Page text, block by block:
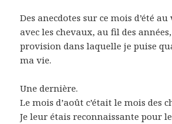
Des anecdotes sur ce mois d’été
avec les chevaux, au fil des
provision dans laquelle je puise
ma vie.
Une dernière.
Le mois d’août c’était le mois des
Je leur étais reconnaissante pour